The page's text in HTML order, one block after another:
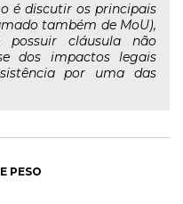
é discutir os principais
também de MoU),
possuir cláusula não
dos impactos legais
por uma das
PESO